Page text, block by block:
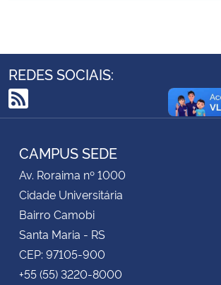
Ministério do Desenvolvimento Regional
Ministério da Mulher, da Família e dos Direitos Humanos
Secretaria-Geral
Secretaria de Governo
Gabinete de Segurança Institucional
REDES SOCIAIS:
RSS
CAMPUS SEDE
Av. Roraima nº 1000
Cidade Universitária
Bairro Camobi
Santa Maria - RS
CEP: 97105-900
+55 (55) 3220-8000